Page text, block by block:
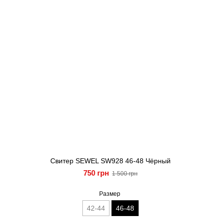
Свитер SEWEL SW928 46-48 Чёрный
750 грн 1 500 грн
Размер
42-44 46-48